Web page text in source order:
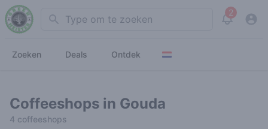
Search 2
View
Zoeken Deals Ontdek
Coffeeshops in Gouda
4 coffeeshops